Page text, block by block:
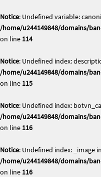
Notice: Undefined variable:
/home/u244149848/domains/
on line 114
Notice: Undefined index:
/home/u244149848/domains/
on line 115
Notice: Undefined index:
/home/u244149848/domains/
on line 116
Notice: Undefined index: _image in
/home/u244149848/domains/
on line 116